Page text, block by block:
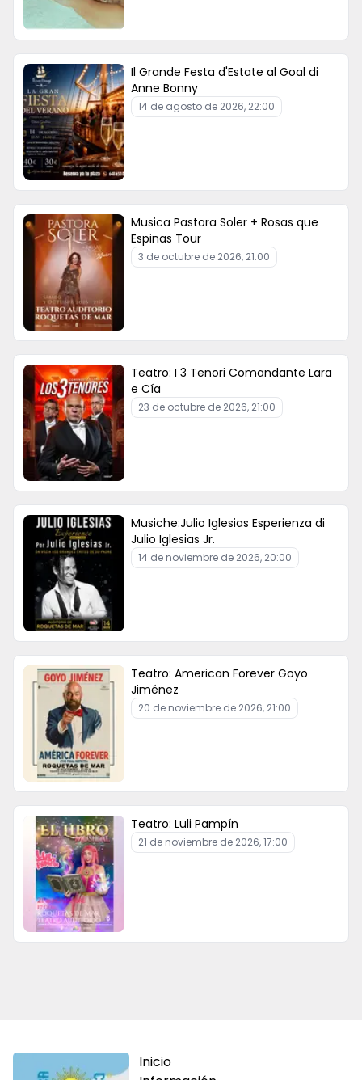
Il Grande Festa d'Estate al Goal di
Anne Bonny
14 de agosto de 2026, 22:00
Musica Pastora Soler + Rosas que
Espinas Tour
3 de octubre de 2026, 21:00
Teatro: I 3 Tenori Comandante Lara
e Cía
23 de octubre de 2026, 21:00
Musiche:Julio Iglesias Esperienza di
Julio Iglesias Jr.
14 de noviembre de 2026, 20:00
Teatro: American Forever Goyo
Jiménez
20 de noviembre de 2026, 21:00
Teatro: Luli Pampín
21 de noviembre de 2026, 17:00
Inicio